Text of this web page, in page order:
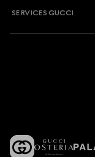
SERVICES GUCCI